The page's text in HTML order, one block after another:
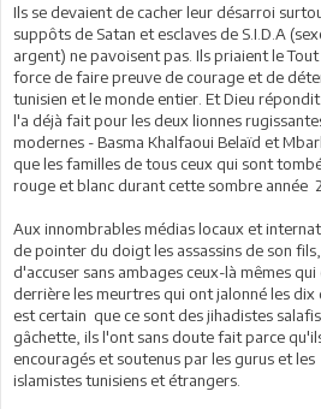
Ils se devaient de cacher leur désarroi
suppôts de Satan et esclaves de S.I.D.A
argent) ne pavoisent pas. Ils priaient le
force de faire preuve de courage et de
tunisien et le monde entier. Et Dieu
l'a déjà fait pour les deux lionnes
modernes - Basma Khalfaoui Belaïd et
que les familles de tous ceux qui sont
rouge et blanc durant cette sombre
Aux innombrables médias locaux et
de pointer du doigt les assassins de son
d'accuser sans ambages ceux-là mêmes
derrière les meurtres qui ont jalonné les dix
est certain que ce sont des jihadistes
gâchette, ils l'ont sans doute fait parce
encouragés et soutenus par les gurus et
islamistes tunisiens et étrangers.